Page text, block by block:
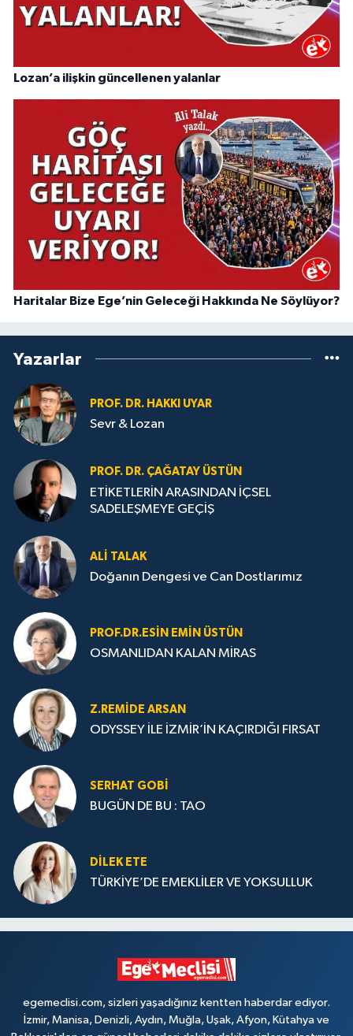
Lozan’a ilişkin güncellenen yalanlar
Haritalar Bize Ege’nin Geleceği Hakkında Ne Söylüyor?
Yazarlar
PROF. DR. HAKKI UYAR
Sevr & Lozan
PROF. DR. ÇAĞATAY ÜSTÜN
ETİKETLERİN ARASINDAN İÇSEL
SADELEŞMEYE GEÇİŞ
ALI TALAK
Doğanın Dengesi ve Can Dostlarımız
PROF.DR.ESIN EMIN ÜSTÜN
OSMANLIDAN KALAN MİRAS
Z.REMIDE ARSAN
ODYSSEY İLE İZMİR’İN KAÇIRDIĞI FIRSAT
SERHAT GOBİ
BUGÜN DE BU : TAO
DILEK ETE
TÜRKİYE’DE EMEKLİLER VE YOKSULLUK
egemeclisi.com, sizleri yaşadığınız kentten haberdar ediyor.
İzmir, Manisa, Denizli, Aydın, Muğla, Uşak, Afyon, Kütahya ve